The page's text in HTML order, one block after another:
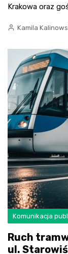
Krakowa oraz
Kamila
Komunikacja
Ruch
ul.